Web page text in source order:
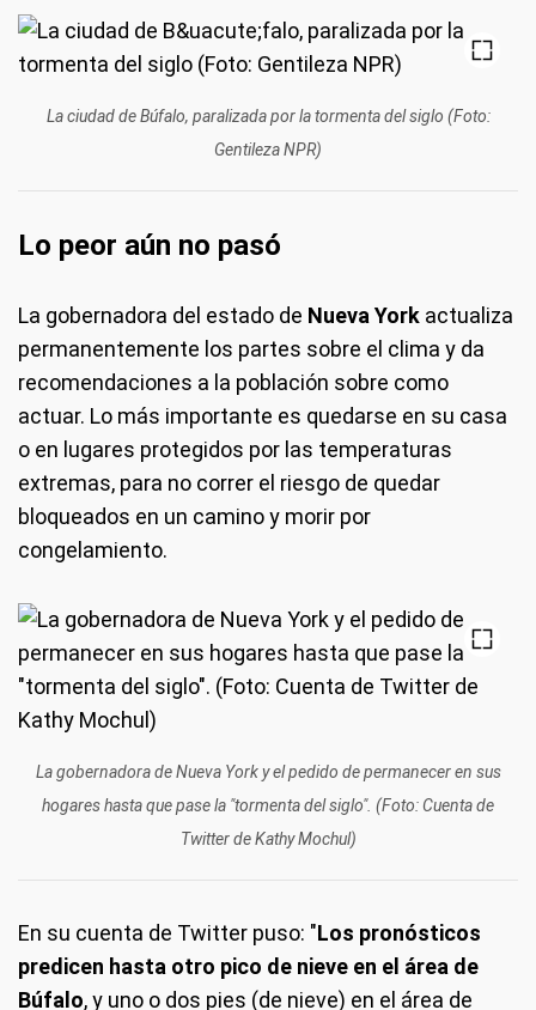
La ciudad de Búfalo, paralizada por la tormenta del siglo (Foto:
Gentileza NPR)
Lo peor aún no pasó
La gobernadora del estado de Nueva York actualiza
permanentemente los partes sobre el clima y da
recomendaciones a la población sobre como
actuar. Lo más importante es quedarse en su casa
o en lugares protegidos por las temperaturas
extremas, para no correr el riesgo de quedar
bloqueados en un camino y morir por
congelamiento.
La gobernadora de Nueva York y el pedido de permanecer en sus
hogares hasta que pase la "tormenta del siglo". (Foto: Cuenta de
Twitter de Kathy Mochul)
En su cuenta de Twitter puso: "Los pronósticos
predicen hasta otro pico de nieve en el área de
Búfalo, y uno o dos pies (de nieve) en el área de